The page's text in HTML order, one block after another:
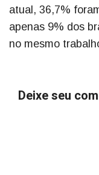
atual, 36,7%
apenas 9% dos
no mesmo
Deixe seu